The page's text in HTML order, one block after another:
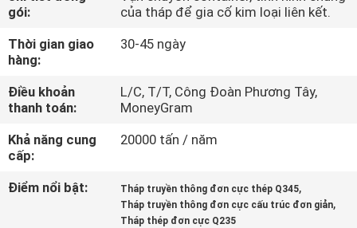
KIỂM
SOÁT
CHẤT
LƯỢNG
gói:
của tháp để gia cố kim loại liên kết.
Thời gian giao
hàng:
30-45 ngày
Điều khoản
thanh toán:
L/C, T/T, Công Đoàn Phương Tây,
MoneyGram
Khả năng cung
cấp:
20000 tấn / năm
Điểm nổi bật: Tháp truyền thông đơn cực thép Q345,
Tháp truyền thông đơn cực cấu trúc đơn giản,
Tháp thép đơn cực Q235